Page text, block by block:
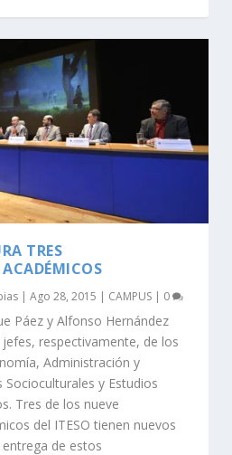
TRES
|Ago 28, 2015 | CAMPUS | 0
Páez y Alfonso Hernández
respectivamente, de los
Administración y
y Estudios
Tres de los nueve
del ITESO tienen nuevos
de estos